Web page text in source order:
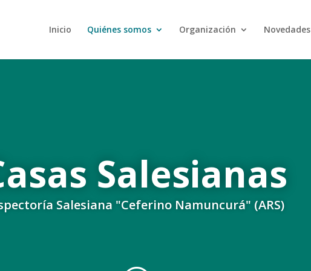
Inicio Quiénes somos Organización Novedades
Salesianas
Salesiana "Ceferino Namuncurá" (ARS)